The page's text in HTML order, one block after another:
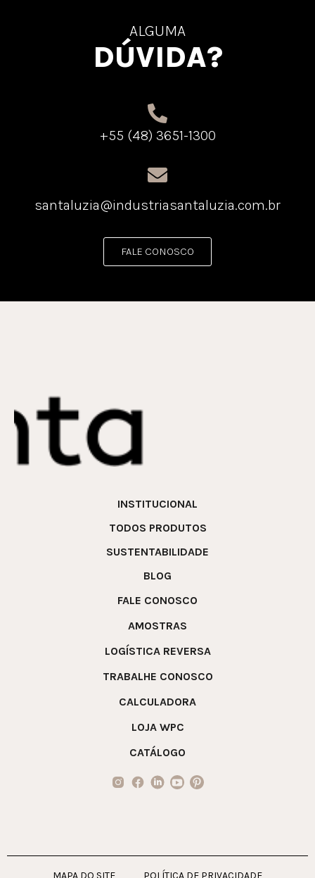
ALGUMA
DÚVIDA?
+55 (48) 3651-1300
santaluzia@industriasantaluzia.com.br
FALE CONOSCO
INSTITUCIONAL
TODOS PRODUTOS
SUSTENTABILIDADE
BLOG
FALE CONOSCO
AMOSTRAS
LOGÍSTICA REVERSA
TRABALHE CONOSCO
CALCULADORA
LOJA WPC
CATÁLOGO
MAPA DO SITE POLÍTICA DE PRIVACIDADE